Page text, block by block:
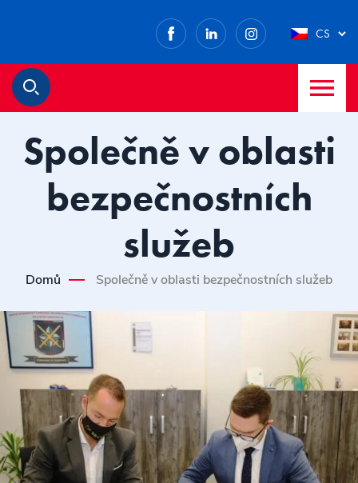
Facebook
LinkedInInstagram
CS
Společně v oblasti
bezpečnostních
služeb
Domů Společně v oblasti bezpečnostních služeb